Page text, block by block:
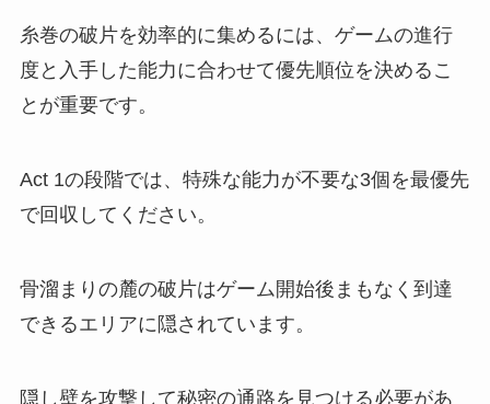
糸巻の破片を効率的に集めるには、ゲームの進行
度と入手した能力に合わせて優先順位を決めるこ
とが重要です。
Act 1の段階では、特殊な能力が不要な3個を最優先
で回収してください。
骨溜まりの麓の破片はゲーム開始後まもなく到達
できるエリアに隠されています。
隠し壁を攻撃して秘密の通路を見つける必要があ